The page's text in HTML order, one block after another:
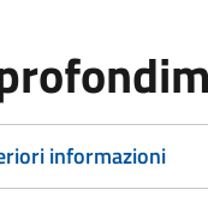
informazioni